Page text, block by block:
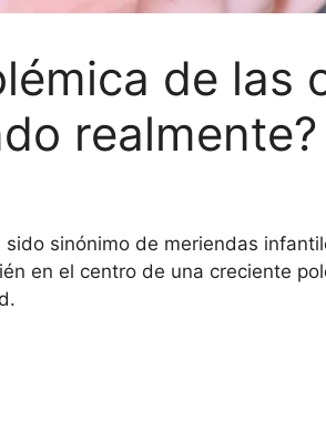
de las
realmente?
sido sinónimo de meriendas
en el centro de una creciente